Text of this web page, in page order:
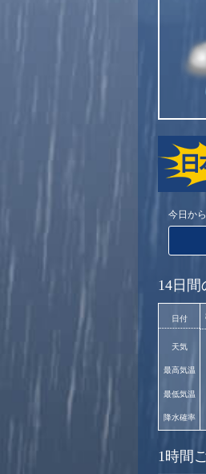
今日か
14日間
日付
天気
最高気温
最低気温
降水確率
1時間